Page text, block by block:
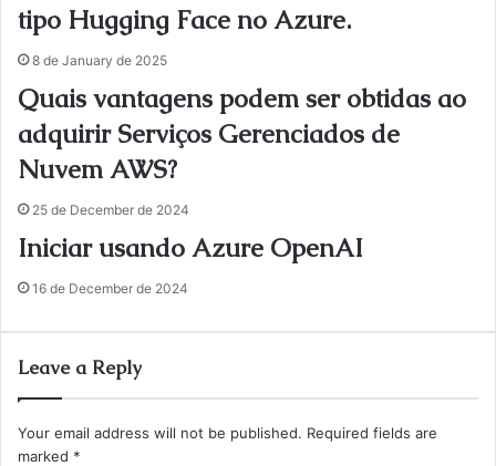
tipo Hugging Face no Azure.
8 de January de 2025
Quais vantagens podem ser obtidas ao
adquirir Serviços Gerenciados de
Nuvem AWS?
25 de December de 2024
Iniciar usando Azure OpenAI
16 de December de 2024
Leave a Reply
Your email address will not be published. Required fields are
marked *